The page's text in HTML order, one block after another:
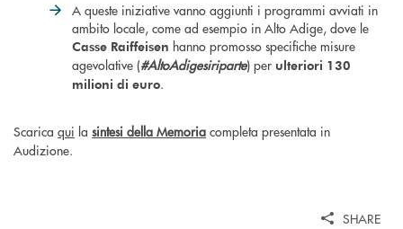
A queste iniziative vanno aggiunti i programmi avviati in
ambito locale, come ad esempio in Alto Adige, dove le
Casse Raiffeisen hanno promosso specifiche misure
agevolative (#AltoAdigesiriparte) per ulteriori 130
milioni di euro.
Scarica qui la sintesi della Memoria completa presentata in
Audizione.
SHARE